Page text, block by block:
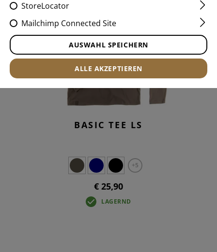
BASIC TEE LS
+5
€ 25,90
LAGERND
StoreLocator
Mailchimp Connected Site
AUSWAHL SPEICHERN
ALLE AKZEPTIEREN